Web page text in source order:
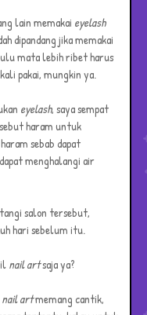
lain memakai eyelash
dipandang jika memakai
mata lebih ribet harus
pakai, mungkin ya.
eyelash, saya sempat
haram untuk
sebab dapat
menghalangi air
salon tersebut,
hari sebelum itu.
nail artsaja ya?
nail artmemang cantik,